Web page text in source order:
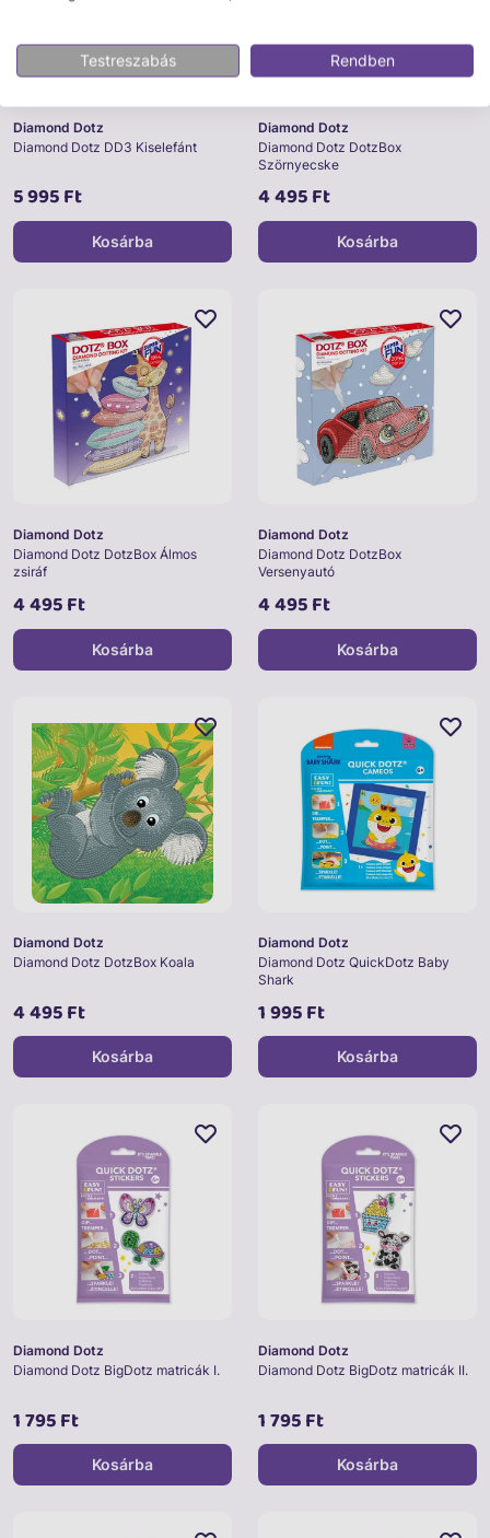
Diamond Dotz
Diamond Dotz DD3 Kiselefánt
5 995 Ft
Kosárba
Diamond Dotz
Diamond Dotz DotzBox
Szörnyecske
4 495 Ft
Kosárba
Diamond Dotz
Diamond Dotz DotzBox Álmos
zsiráf
4 495 Ft
Kosárba
Diamond Dotz
Diamond Dotz DotzBox
Versenyautó
4 495 Ft
Kosárba
Diamond Dotz
Diamond Dotz DotzBox Koala
4 495 Ft
Kosárba
Diamond Dotz
Diamond Dotz QuickDotz Baby
Shark
1 995 Ft
Kosárba
Diamond Dotz
Diamond Dotz BigDotz matricák I.
1 795 Ft
Kosárba
Diamond Dotz
Diamond Dotz BigDotz matricák II.
1 795 Ft
Kosárba
Testreszabás Rendben